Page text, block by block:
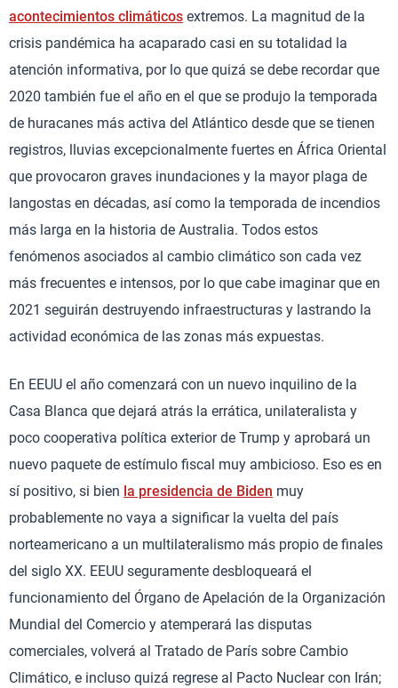
acontecimientos climáticos extremos. La magnitud de la
crisis pandémica ha acaparado casi en su totalidad la
atención informativa, por lo que quizá se debe recordar que
2020 también fue el año en el que se produjo la temporada
de huracanes más activa del Atlántico desde que se tienen
registros, lluvias excepcionalmente fuertes en África Oriental
que provocaron graves inundaciones y la mayor plaga de
langostas en décadas, así como la temporada de incendios
más larga en la historia de Australia. Todos estos
fenómenos asociados al cambio climático son cada vez
más frecuentes e intensos, por lo que cabe imaginar que en
2021 seguirán destruyendo infraestructuras y lastrando la
actividad económica de las zonas más expuestas.
En EEUU el año comenzará con un nuevo inquilino de la
Casa Blanca que dejará atrás la errática, unilateralista y
poco cooperativa política exterior de Trump y aprobará un
nuevo paquete de estímulo fiscal muy ambicioso. Eso es en
sí positivo, si bien la presidencia de Biden muy
probablemente no vaya a significar la vuelta del país
norteamericano a un multilateralismo más propio de finales
del siglo XX. EEUU seguramente desbloqueará el
funcionamiento del Órgano de Apelación de la Organización
Mundial del Comercio y atemperará las disputas
comerciales, volverá al Tratado de París sobre Cambio
Climático, e incluso quizá regrese al Pacto Nuclear con Irán;